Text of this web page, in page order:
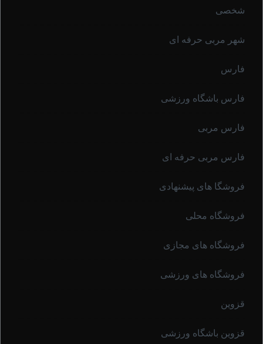
شخصی
شهر مربی حرفه ای
فارس
فارس باشگاه ورزشی
فارس مربی
فارس مربی حرفه ای
فروشگا های پیشنهادی
فروشگاه محلی
فروشگاه های مجازی
فروشگاه های ورزشی
قزوین
قزوین باشگاه ورزشی